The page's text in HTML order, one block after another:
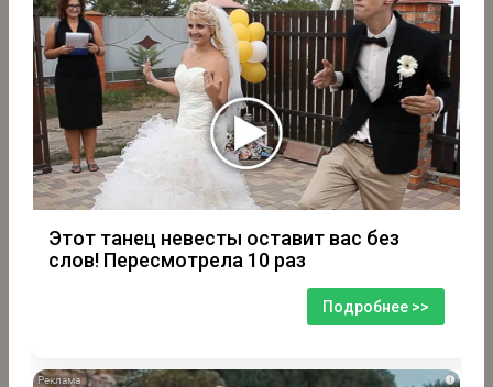
Этот танец невесты оставит вас без
слов! Пересмотрела 10 раз
Подробнее >>
i